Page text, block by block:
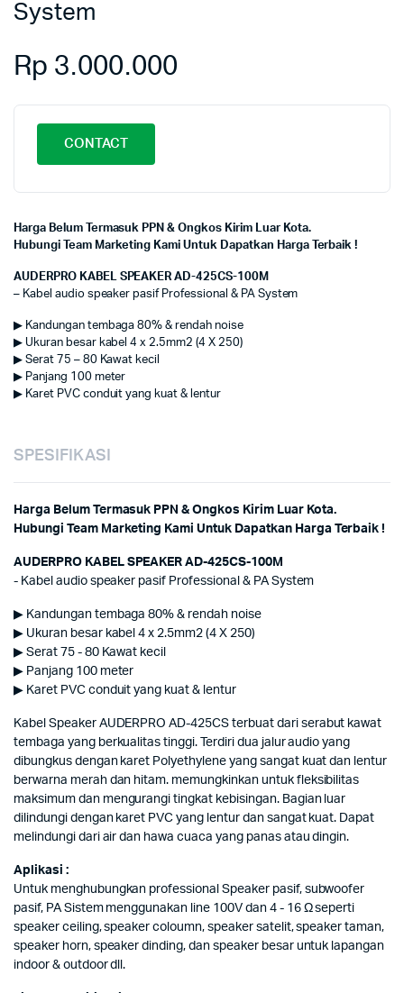
System
Rp 3.000.000
CONTACT
Harga Belum Termasuk PPN & Ongkos Kirim Luar Kota.
Hubungi Team Marketing Kami Untuk Dapatkan Harga Terbaik !
AUDERPRO KABEL SPEAKER AD-425CS-100M
– Kabel audio speaker pasif Professional & PA System
▶ Kandungan tembaga 80% & rendah noise
▶ Ukuran besar kabel 4 x 2.5mm2 (4 X 250)
▶ Serat 75 – 80 Kawat kecil
▶ Panjang 100 meter
▶ Karet PVC conduit yang kuat & lentur
SPESIFIKASI
Harga Belum Termasuk PPN & Ongkos Kirim Luar Kota.
Hubungi Team Marketing Kami Untuk Dapatkan Harga Terbaik !
AUDERPRO KABEL SPEAKER AD-425CS-100M
- Kabel audio speaker pasif Professional & PA System
▶ Kandungan tembaga 80% & rendah noise
▶ Ukuran besar kabel 4 x 2.5mm2 (4 X 250)
▶ Serat 75 - 80 Kawat kecil
▶ Panjang 100 meter
▶ Karet PVC conduit yang kuat & lentur
Kabel Speaker AUDERPRO AD-425CS terbuat dari serabut kawat
tembaga yang berkualitas tinggi. Terdiri dua jalur audio yang
dibungkus dengan karet Polyethylene yang sangat kuat dan lentur
berwarna merah dan hitam. memungkinkan untuk fleksibilitas
maksimum dan mengurangi tingkat kebisingan. Bagian luar
dilindungi dengan karet PVC yang lentur dan sangat kuat. Dapat
melindungi dari air dan hawa cuaca yang panas atau dingin.
Aplikasi :
Untuk menghubungkan professional Speaker pasif, subwoofer
pasif, PA Sistem menggunakan line 100V dan 4 - 16 Ω seperti
speaker ceiling, speaker coloumn, speaker satelit, speaker taman,
speaker horn, speaker dinding, dan speaker besar untuk lapangan
indoor & outdoor dll.